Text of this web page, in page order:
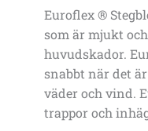
Euroflex ®
som är mjukt
huvudskador.
snabbt när det
väder och vind.
trappor och
300
x
150
mm,
grey
mängd